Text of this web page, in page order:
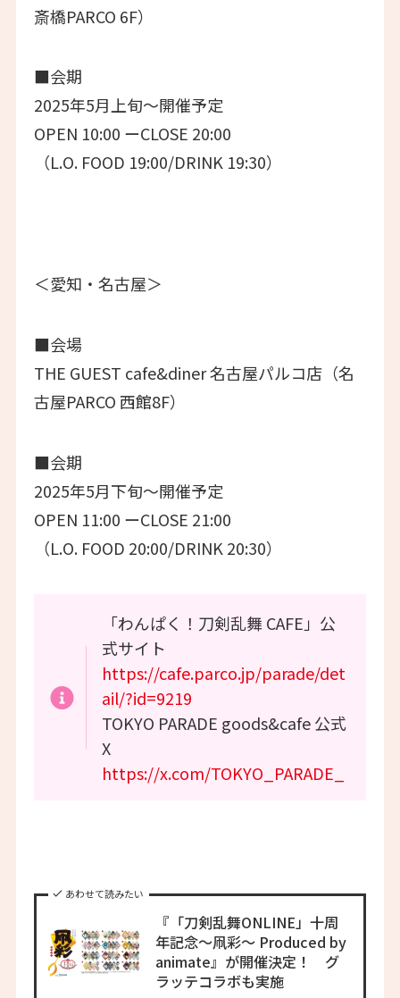
斎橋PARCO 6F）
■会期
2025年5月上旬～開催予定
OPEN 10:00 ーCLOSE 20:00
（L.O. FOOD 19:00/DRINK 19:30）
＜愛知・名古屋＞
■会場
THE GUEST cafe&diner 名古屋パルコ店（名
古屋PARCO 西館8F）
■会期
2025年5月下旬～開催予定
OPEN 11:00 ーCLOSE 21:00
（L.O. FOOD 20:00/DRINK 20:30）
「わんぱく！刀剣乱舞 CAFE」公
式サイト
https://cafe.parco.jp/parade/det
ail/?id=9219
TOKYO PARADE goods&cafe 公式
X
https://x.com/TOKYO_PARADE_
あわせて読みたい
『「刀剣乱舞ONLINE」十周
年記念～凧彩～ Produced by
animate』が開催決定！ グ
ラッテコラボも実施